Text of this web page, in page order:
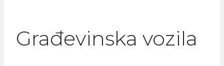
Građevinska vozila